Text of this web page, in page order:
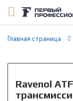
Главная страница
Ravenol